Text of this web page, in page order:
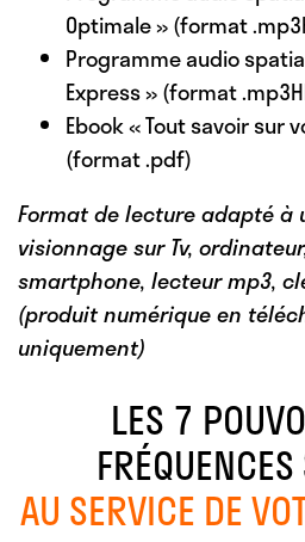
Optimale » (format
Programme audio
Express » (format
Ebook « Tout savoir sur
(format .pdf)
Format de lecture adapté à
visionnage sur Tv,
smartphone, lecteur mp3,
(produit numérique en
uniquement)
LES 7
AU SERVICE DE